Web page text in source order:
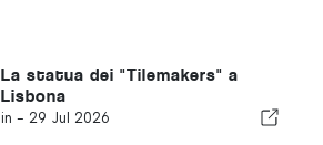
La statua dei "Tilemakers" a
Lisbona
in - 29 Jul 2026